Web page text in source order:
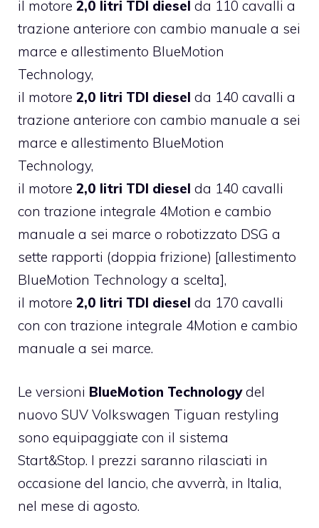
il motore 2,0 litri TDI diesel da 110 cavalli a
trazione anteriore con cambio manuale a sei
marce e allestimento BlueMotion
Technology,
il motore 2,0 litri TDI diesel da 140 cavalli a
trazione anteriore con cambio manuale a sei
marce e allestimento BlueMotion
Technology,
il motore 2,0 litri TDI diesel da 140 cavalli
con trazione integrale 4Motion e cambio
manuale a sei marce o robotizzato DSG a
sette rapporti (doppia frizione) [allestimento
BlueMotion Technology a scelta],
il motore 2,0 litri TDI diesel da 170 cavalli
con con trazione integrale 4Motion e cambio
manuale a sei marce.
Le versioni BlueMotion Technologydel
nuovo SUV Volkswagen Tiguan restyling
sono equipaggiate con il sistema
Start&Stop. I prezzi saranno rilasciati in
occasione del lancio, che avverrà, in Italia,
nel mese di agosto.